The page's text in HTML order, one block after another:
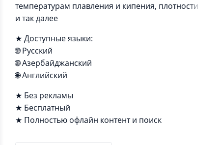
температурам плавления и кипения, плотности
и так далее
★ Доступные языки:
🌐 Русский
🌐 Азербайджанский
🌐 Английский
★ Без рекламы
★ Бесплатный
★ Полностью офлайн контент и поиск